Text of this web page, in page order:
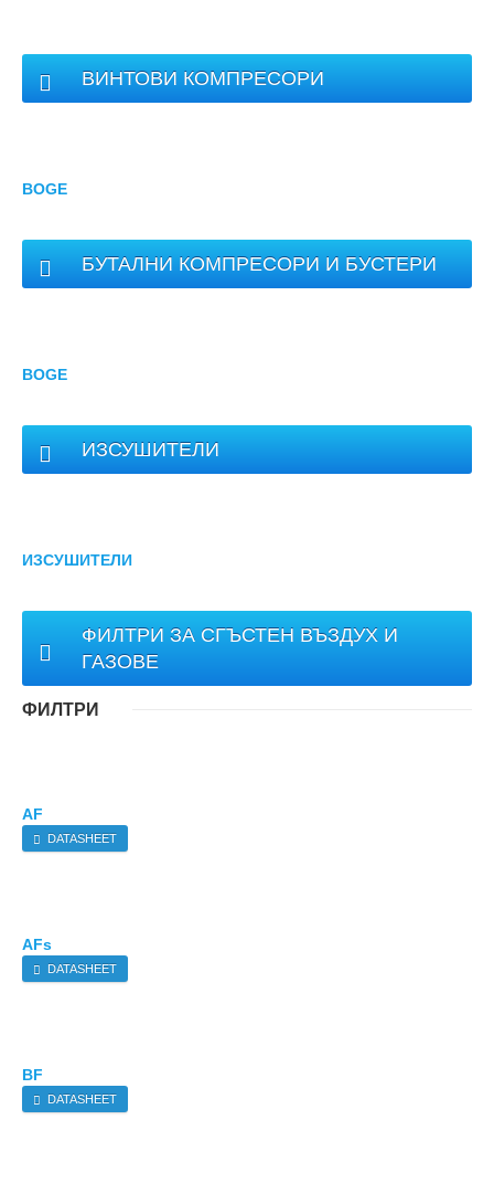
ВИНТОВИ КОМПРЕСОРИ
BOGE
БУТАЛНИ КОМПРЕСОРИ И БУСТЕРИ
BOGE
ИЗСУШИТЕЛИ
ИЗСУШИТЕЛИ
ФИЛТРИ ЗА СГЪСТЕН ВЪЗДУХ И
ГАЗОВЕ
ФИЛТРИ
AF
DATASHEET
AFs
DATASHEET
BF
DATASHEET